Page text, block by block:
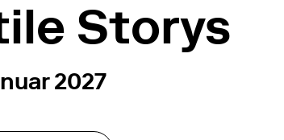
Storys
2026bis
2027